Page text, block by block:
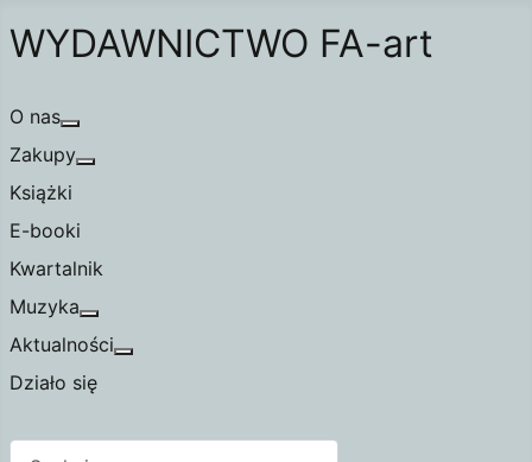
WYDAWNICTWO FA-art
O nas
Zakupy
Książki
E-booki
Kwartalnik
Muzyka
Aktualności
Działo się